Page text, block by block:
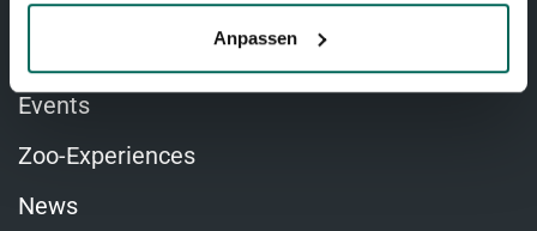
Anpassen
BELIEBTE SEITEN
Events
Zoo-Experiences
News